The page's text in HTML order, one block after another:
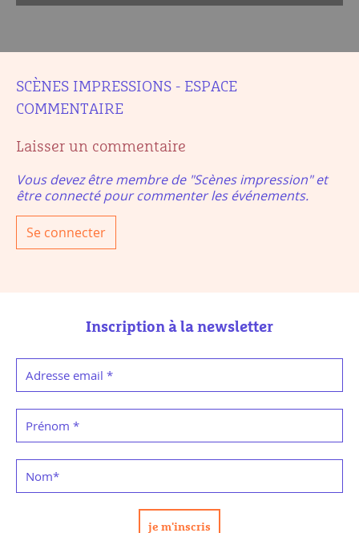
SCÈNES IMPRESSIONS - ESPACE
COMMENTAIRE
Laisser un commentaire
Vous devez être membre de "Scènes impression" et
être connecté pour commenter les événements.
Se connecter
Inscription à la newsletter
Adresse email *
Prénom *
Nom*